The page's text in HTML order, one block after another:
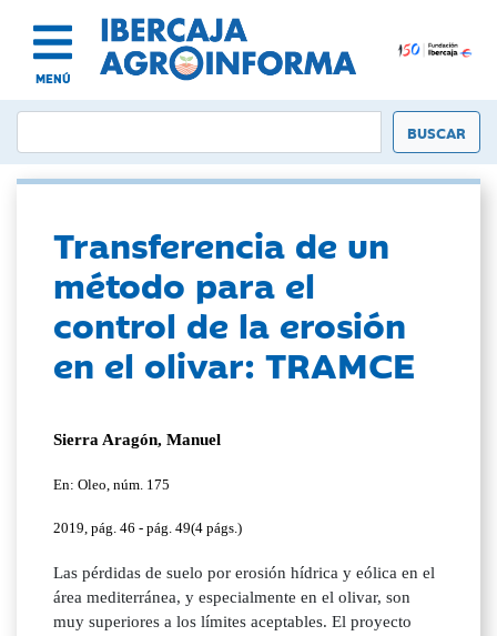
MENÚ
Transferencia de un
método para el
control de la erosión
en el olivar: TRAMCE
Sierra Aragón, Manuel
En: Oleo, núm. 175
2019, pág. 46 - pág. 49(4 págs.)
Las pérdidas de suelo por erosión hídrica y eólica en el
área mediterránea, y especialmente en el olivar, son
muy superiores a los límites aceptables. El proyecto